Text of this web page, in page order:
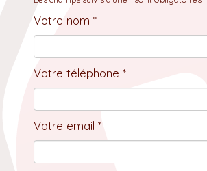
Votre nom *
Votre téléphone *
Votre email *